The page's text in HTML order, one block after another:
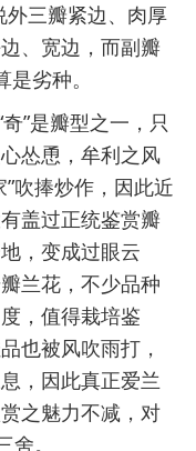
外三瓣紧边、肉厚
、宽边，而副瓣
劣种。
”是瓣型之一，只
怂恿，牟利之风
吹捧炒作，因此近
盖过正统鉴赏瓣
，变成过眼云
兰花，不少品种
，值得栽培鉴
也被风吹雨打，
，因此真正爱兰
之魅力不减，对
。